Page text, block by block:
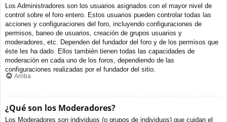
Los Administradores son los usuarios asignados con el mayor nivel de
control sobre el foro entero. Estos usuarios pueden controlar todas las
acciones y configuraciones del foro, incluyendo configuraciones de
permisos, baneo de usuarios, creación de grupos usuarios y
moderadores, etc. Dependen del fundador del foro y de los permisos que
éste les ha dado. Ellos también tienen todas las capacidades de
moderación en cada uno de los foros, dependiendo de las
configuraciones realizadas por el fundador del sitio.
Arriba
¿Qué son los Moderadores?
Los Moderadores son individuos (o grupos de individuos) que cuidan el